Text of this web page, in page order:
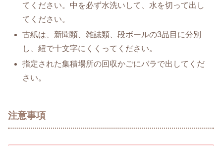
てください。中を必ず水洗いして、水を切って出し
てください。
古紙は、新聞類、雑誌類、段ボールの3品目に分別
し、紐で十文字にくくってください。
指定された集積場所の回収かごにバラで出してくだ
さい。
注意事項